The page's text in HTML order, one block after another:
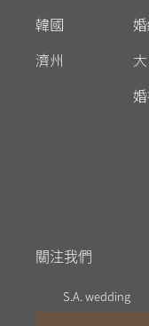
韓國
濟州
關注我們
S.A. wedding